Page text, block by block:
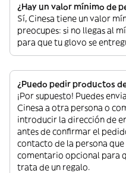
¿Hay un valor mínimo de
Sí, Cinesa tiene un valor
preocupes: si no llegas al
para que tu glovo se
¿Puedo pedir productos
¡Por supuesto! Puedes
Cinesa a otra persona o
introducir la dirección de
antes de confirmar el
contacto de la persona
comentario opcional para
trata de un regalo.